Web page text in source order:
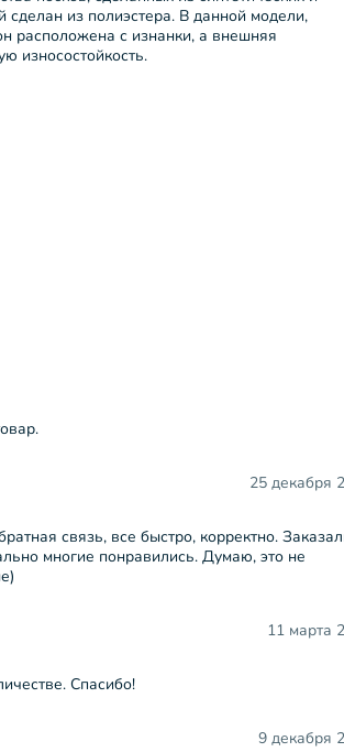
из полиэстера. В данной модели,
расположена с изнанки, а внешняя
износостойкость.
25 декабря
связь, все быстро, корректно.
многие понравились. Думаю, это не
11 марта
Спасибо!
9 декабря